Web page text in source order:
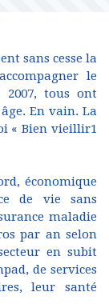
sans cesse la
le
tous ont
En vain. La
« Bien vieillir1
économique
de vie sans
maladie
par an selon
en subit
de services
leur santé